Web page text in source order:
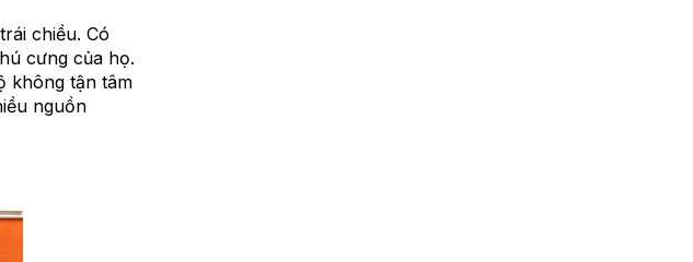
chiều. Có
cưng của họ.
không tận tâm
nguồn